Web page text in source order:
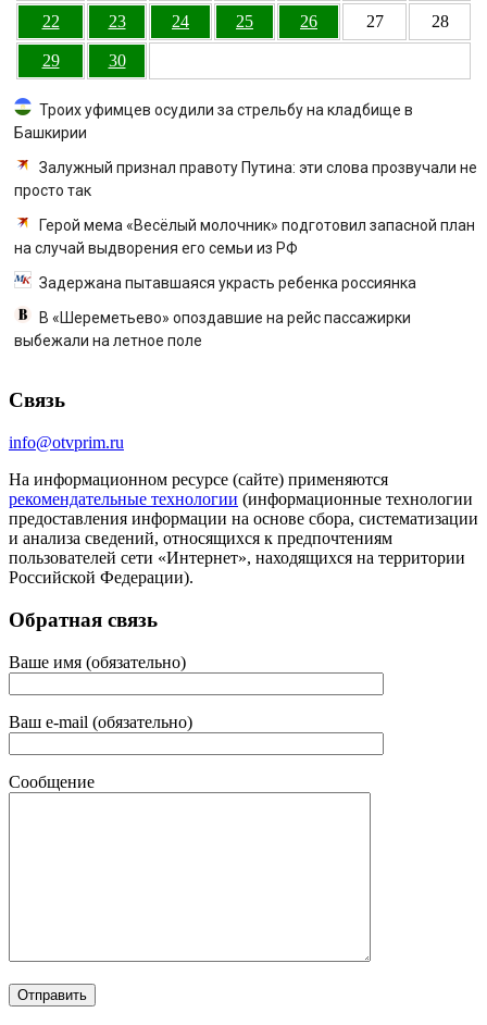
22 23 24 25 26 27 28
29 30
Троих уфимцев осудили за стрельбу на кладбище в
Башкирии
Залужный признал правоту Путина: эти слова прозвучали не
просто так
Герой мема «Весёлый молочник» подготовил запасной план
на случай выдворения его семьи из РФ
Задержана пытавшаяся украсть ребенка россиянка
В «Шереметьево» опоздавшие на рейс пассажирки
выбежали на летное поле
Связь
info@otvprim.ru
На информационном ресурсе (сайте) применяются
рекомендательные технологии (информационные технологии
предоставления информации на основе сбора, систематизации
и анализа сведений, относящихся к предпочтениям
пользователей сети «Интернет», находящихся на территории
Российской Федерации).
Обратная связь
Ваше имя (обязательно)
Ваш e-mail (обязательно)
Сообщение